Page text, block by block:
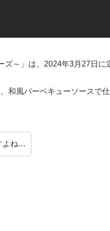
～」は、2024年3月27日
和風バーベキューソースで
よね…